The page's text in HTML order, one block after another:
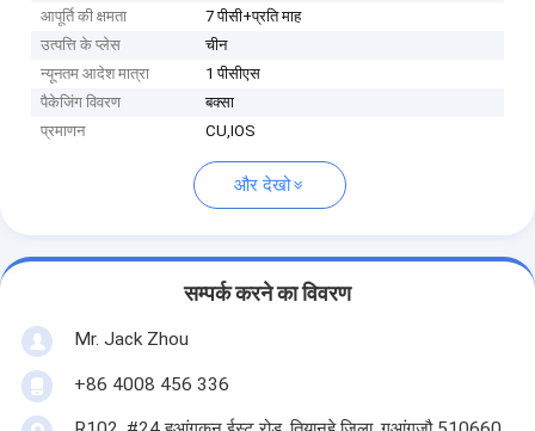
आपूर्ति की क्षमता
7 पीसी+प्रति माह
उत्पत्ति के प्लेस
चीन
न्यूनतम आदेश मात्रा
1 पीसीएस
पैकेजिंग विवरण
बक्सा
प्रमाणन
CU,IOS
और देखो
सम्पर्क करने का विवरण
Mr. Jack Zhou
+86 4008 456 336